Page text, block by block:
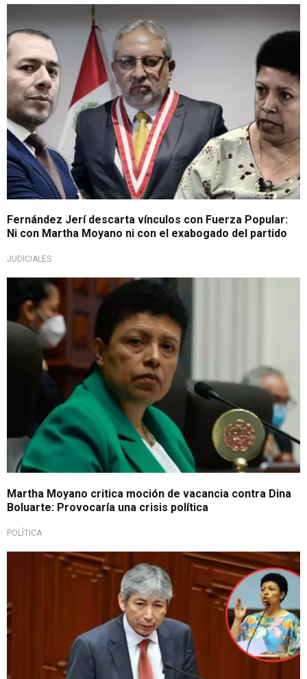
Entrevista en Exitosa
Fernández Jerí descarta vínculos con Fuerza Popular:
Ni con Martha Moyano ni con el exabogado del partido
JUDICIALES
Congreso de la República
Martha Moyano critica moción de vacancia contra Dina
Boluarte: Provocaría una crisis política
POLÍTICA
Tras cambio de ministros